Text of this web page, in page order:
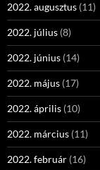
2022. augusztus (11)
2022. július (8)
2022. június (14)
2022. május (17)
2022. április (10)
2022. március (11)
2022. február (16)